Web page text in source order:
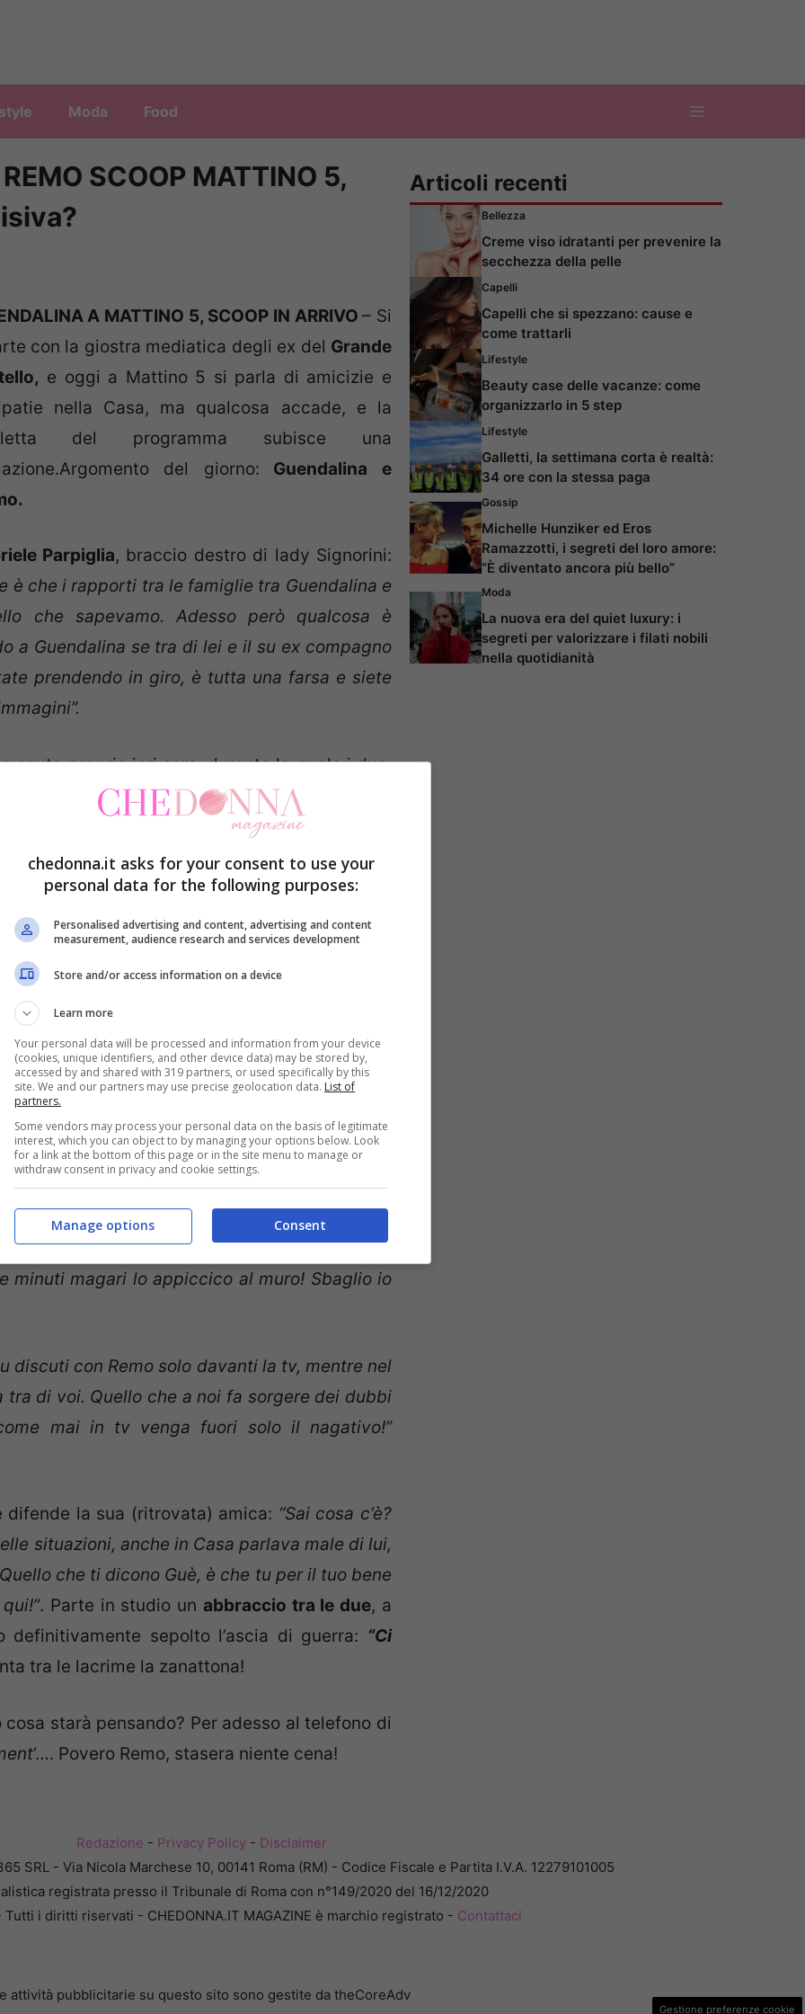
Moda Food
SCOOP MATTINO 5,
A MATTINO 5, SCOOP IN ARRIVO– Si
con la giostra mediatica degli ex del Grande
e oggi a Mattino 5 si parla di amicizie e
nella Casa, ma qualcosa accade, e la
del programma subisce una
del giorno: Guendalina e
Parpiglia, braccio destro di lady Signorini:
è che i rapporti tra le famiglie tra Guendalina e
che sapevamo. Adesso però qualcosa è
a Guendalina se tra di lei e il su ex compagno
prendendo in giro, è tutta una farsa e siete
proprio ieri sera, durante la quale i due,
e scherzano amorevolmente,
in tv sotto i riflettori siano studiati a
fare audience e per restare entrambi sulla
le mani avanti dichiarando che lei e Remo
perchè hanno una figlia in comune, e si
redazione di Pomeriggio 5,oggi pomeriggio, ha
e si sono quindi trovati nella stessa città lo
far capire alla romana, è che lei non è
figlia, semplicemente oltre che portare il trash
tra di loro a volte vanno bene:“Voi due portate
mi ricorda quella di Nando;
Tu hai capito che per restare in tv bisogna
In fondo questa è una cosa positiva per la
di questo in tv?“continua Parpiglia.
rapporto altalenante –giustifica Guendalina–un
minuti magari lo appiccico al muro! Sbaglio io
discuti con Remo solo davanti la tv, mentre nel
tra di voi. Quello che a noi fa sorgere dei dubbi
mai in tv venga fuori solo il nagativo!”
difende la sua (ritrovata) amica: “Sai cosa c’è?
situazioni, anche in Casa parlava male di lui,
che ti dicono Guè, è che tu per il tuo bene
. Parte in studio un abbraccio tra le due, a
sepolto l’ascia di guerra: “Ci
tra le lacrime la zanattona!
cosa starà pensando? Per adesso al telefono di
‘…. Povero Remo, stasera niente cena!
Articoli recenti
Bellezza
Creme viso idratanti per prevenire la
secchezza della pelle
Capelli
Capelli che si spezzano: cause e
come trattarli
Lifestyle
Beauty case delle vacanze: come
organizzarlo in 5 step
Lifestyle
Galletti, la settimana corta è realtà:
34 ore con la stessa paga
Gossip
Michelle Hunziker ed Eros
Ramazzotti, i segreti del loro amore:
“È diventato ancora più bello”
Moda
La nuova era del quiet luxury: i
segreti per valorizzare i filati nobili
nella quotidianità
Redazione - Privacy Policy- Disclaimer
SRL - Via Nicola Marchese 10, 00141 Roma (RM) - Codice Fiscale e Partita I.V.A. 12279101005
registrata presso il Tribunale di Roma con n°149/2020 del 16/12/2020
i diritti riservati - CHEDONNA.IT MAGAZINE è marchio registrato - Contattaci
attività pubblicitarie su questo sito sono gestite da theCoreAdv
Gestione preferenze cookie
chedonna.it asks for your consent to use your
personal data for the following purposes:
Personalised advertising and content, advertising and content
measurement, audience research and services development
Store and/or access information on a device
Learn more
Your personal data will be processed and information from your device
(cookies, unique identifiers, and other device data) may be stored by,
accessed by and shared with 319 partners, or used specifically by this
site. We and our partners may use precise geolocation data. List of
partners.
Some vendors may process your personal data on the basis of legitimate
interest, which you can object to by managing your options below. Look
for a link at the bottom of this page or in the site menu to manage or
withdraw consent in privacy and cookie settings.
Consent
Manage options